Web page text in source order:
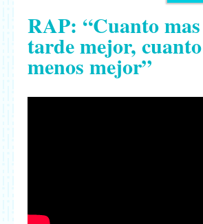
RAP: “Cuanto mas
tarde mejor, cuanto
menos mejor”